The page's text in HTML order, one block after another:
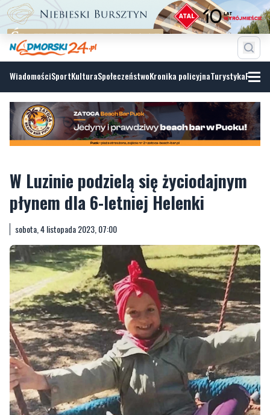
WiadomościSportKulturaSpołeczeństwoKronika policyjnaTurystyka
W Luzinie podzielą się życiodajnym
sobota, 4 listopada 2023, 07:00